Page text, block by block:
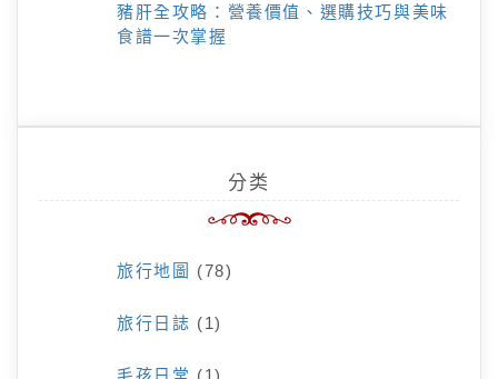
豬肝全攻略：營養價值、選購技巧與美味
食譜一次掌握
分类
旅行地圖 (78)
旅行日誌 (1)
毛孩日常 (1)